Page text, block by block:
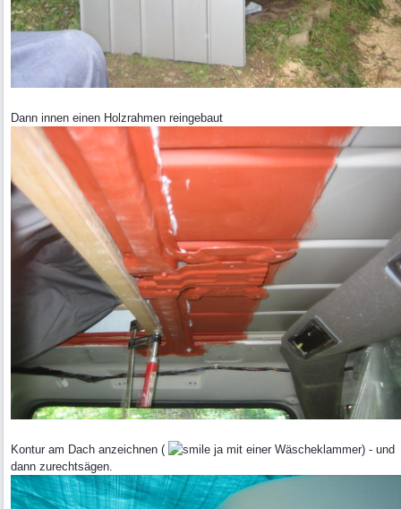
Dann innen einen Holzrahmen reingebaut
Kontur am Dach anzeichnen (
ja mit einer Wäscheklammer) - und
dann zurechtsägen.